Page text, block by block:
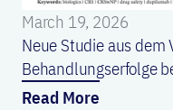
March 19, 2026
Neue Studie aus dem
Behandlungserfolge
Read More